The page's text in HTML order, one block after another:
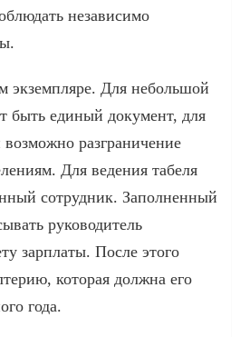
независимо
экземпляре. Для небольшой
быть единый документ, для
разграничение
Для ведения табеля
сотрудник. Заполненный
руководитель
зарплаты. После этого
которая должна его
года.